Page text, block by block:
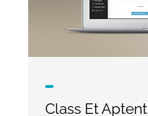
Class Et Aptent